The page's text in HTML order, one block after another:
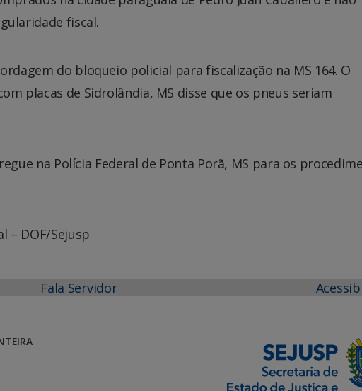
fiscal.
do bloqueio policial para fiscalização na MS 164. O
placas de Sidrolândia, MS disse que os pneus seriam
na Polícia Federal de Ponta Porã, MS para os
– DOF/Sejusp
Fala Servidor